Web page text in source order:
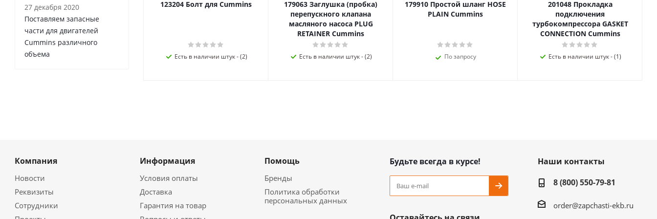
123204 Болт для Cummins
Есть в наличии штук - (2)
179063 Заглушка (пробка)
перепускного клапана
масляного насоса PLUG
RETAINER Cummins
Есть в наличии штук - (2)
179910 Простой шланг HOSE
PLAIN Cummins
По запросу
201048 Прокладка
подключения
турбокомпрессора GASKET
CONNECTION Cummins
Есть в наличии штук - (1)
27 декабря 2020
Поставляем запасные
части для двигателей
Cummins различного
объема
Компания
Новости
Реквизиты
Сотрудники
Информация
Условия оплаты
Доставка
Гарантия на товар
Помощь
Бренды
Политика обработки
персональных данных
Будьте всегда в курсе!
Наши контакты
8 (800) 550-79-81
order@zapchasti-ekb.ru